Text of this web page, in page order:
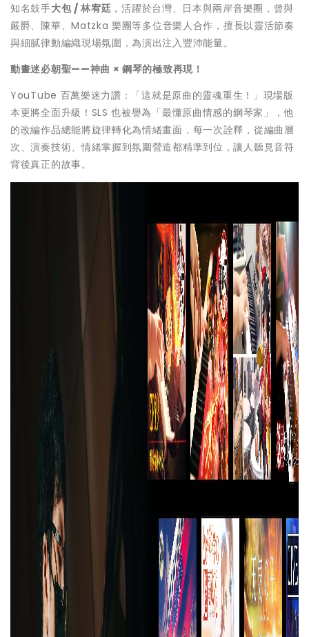
知名鼓手大包 / 林宥廷 ，活躍於台灣、日本與兩岸音樂圈，曾與
嚴爵、陳華、Matzka 樂團等多位音樂人合作，擅長以靈活節奏
與細膩律動編織現場氛圍，為演出注入豐沛能量。
動畫迷必朝聖——神曲 × 鋼琴的極致再現！
YouTube 百萬樂迷力讚：「這就是原曲的靈魂重生！」現場版
本更將全面升級！SLS 也被譽為「最懂原曲情感的鋼琴家」，他
的改編作品總能將旋律轉化為情緒畫面，每一次詮釋，從編曲層
次、演奏技術、情緒掌握到氛圍營造都精準到位，讓人聽見音符
背後真正的故事。